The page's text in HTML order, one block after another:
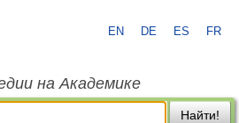
EN DE ES FR
на Академике
Найти!